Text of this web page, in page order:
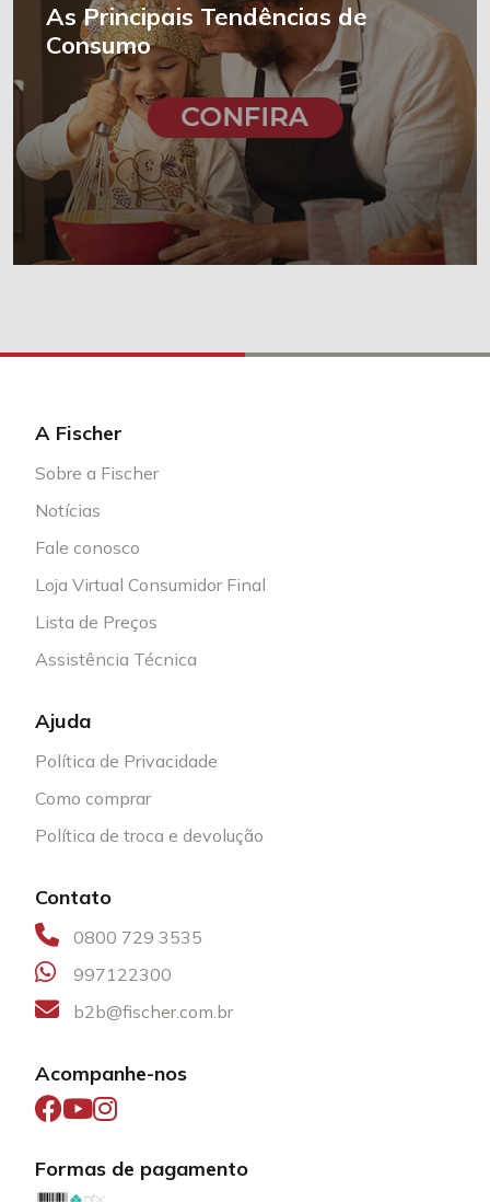
As Principais Tendências de
Consumo
A Fischer
Sobre a Fischer
Notícias
Fale conosco
Loja Virtual Consumidor Final
Lista de Preços
Assistência Técnica
Ajuda
Política de Privacidade
Como comprar
Política de troca e devolução
Contato
0800 729 3535
997122300
b2b@fischer.com.br
Acompanhe-nos
Formas de pagamento